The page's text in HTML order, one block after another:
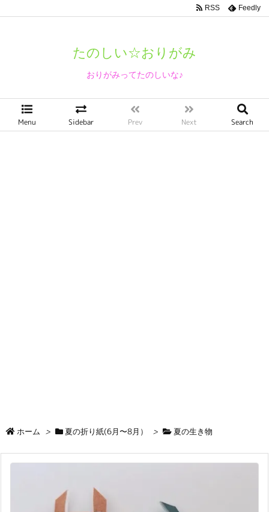
たのしい☆おりがみ
おりがみってたのしいな♪
Menu Sidebar Prev Next Search
RSS Feedly
ホーム > 夏の折り紙(6月〜8月） > 夏の生き物